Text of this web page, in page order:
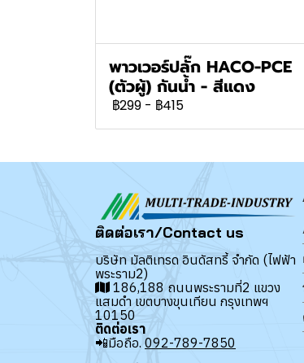
พาวเวอร์ปลั๊ก HACO-PCE
(ตัวผู้) กันน้ำ - สีแดง
฿299 - ฿415
ติดต่อเรา/Contact us
บริษัท มัลติเทรด อินดัสทรี้ จำกัด (ไฟฟ้า
พระราม2)
186,188 ถนนพระรามที่2 แขวง
แสมดำ เขตบางขุนเทียน กรุงเทพฯ
10150
ติดต่อเรา
📲มือถือ. 092-789-7850